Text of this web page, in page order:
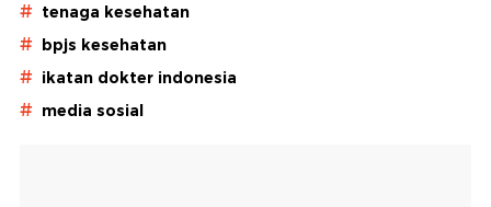
# tenaga kesehatan
# bpjs kesehatan
# ikatan dokter indonesia
# media sosial